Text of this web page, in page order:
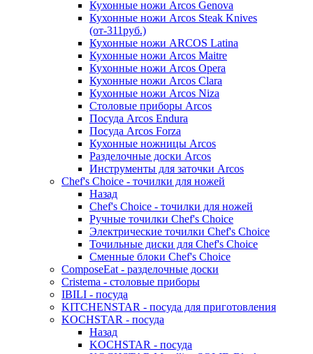
Кухонные ножи Arcos Genova
Кухонные ножи Arcos Steak Knives
(от-311руб.)
Кухонные ножи ARCOS Latina
Кухонные ножи Arcos Maitre
Кухонные ножи Arcos Opera
Кухонные ножи Arcos Clara
Кухонные ножи Arcos Niza
Столовые приборы Arcos
Посуда Arcos Endura
Посуда Arcos Forza
Кухонные ножницы Arcos
Разделочные доски Arcos
Инструменты для заточки Arcos
Chef's Choice - точилки для ножей
Назад
Chef's Choice - точилки для ножей
Ручные точилки Chef's Choice
Электрические точилки Chef's Choice
Точильные диски для Chef's Choice
Сменные блоки Chef's Choice
ComposeEat - разделочные доски
Cristema - столовые приборы
IBILI - посуда
KITCHENSTAR - посуда для приготовления
KOCHSTAR - посуда
Назад
KOCHSTAR - посуда